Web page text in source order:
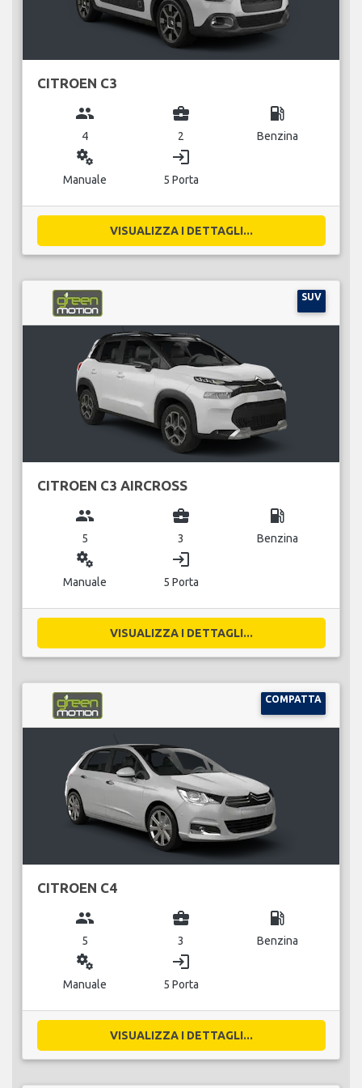
CITROEN C3
group
4
business_center
2
local_gas_station
Benzina
miscellaneous_services
Manuale
login
5 Porta
VISUALIZZA I DETTAGLI...
SUV
CITROEN C3 AIRCROSS
group
5
business_center
3
local_gas_station
Benzina
miscellaneous_services
Manuale
login
5 Porta
VISUALIZZA I DETTAGLI...
COMPATTA
CITROEN C4
group
5
business_center
3
local_gas_station
Benzina
miscellaneous_services
Manuale
login
5 Porta
VISUALIZZA I DETTAGLI...